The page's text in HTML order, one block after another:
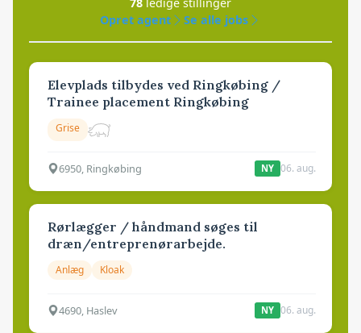
Opret agent
Se alle jobs
Elevplads tilbydes ved Ringkøbing /
Trainee placement Ringkøbing
Grise
6950, Ringkøbing NY 06. aug.
Rørlægger / håndmand søges til
dræn/entreprenørarbejde.
Anlæg Kloak
4690, Haslev NY 06. aug.